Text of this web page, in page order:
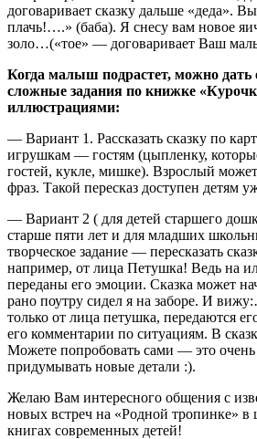
договаривает сказку дальше «деда».
плачь!….» (баба). Я снесу вам новое
золо…(«тое» — договаривает Ваш
Когда малыш подрастет, можно дать
сложные задания по книжке
иллюстрациями:
— Вариант 1. Рассказать сказку по
игрушкам — гостям (цыпленку,
гостей, кукле, мишке). Взрослый может
фраз. Такой пересказ доступен детям
— Вариант 2 ( для детей старшего
старше пяти лет и для младших
творческое задание — пересказать
например, от лица Петушка! Ведь на
переданы его эмоции. Сказка может
рано поутру сидел я на заборе. И
только от лица петушка, передаются
его комментарии по ситуациям. В
Можете попробовать сами — это
придумывать новые детали :).
Желаю Вам интересного общения с
новых встреч на «Родной тропинке»
книгах современных детей!